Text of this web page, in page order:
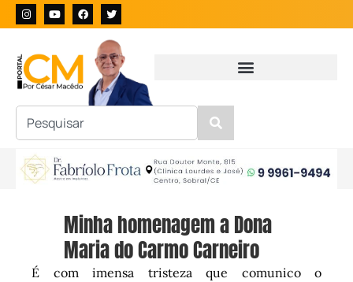
Minha homenagem a Dona
Maria do Carmo Carneiro
É com imensa tristeza que comunico o